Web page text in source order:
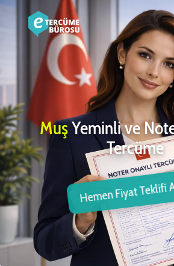
MuşYeminli ve
Tercüme
Hemen Fiyat Teklifi